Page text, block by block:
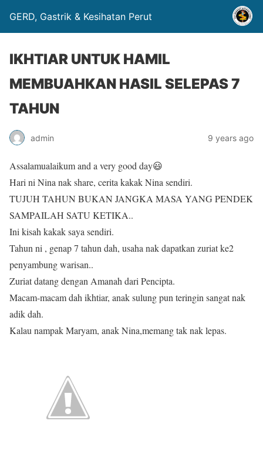
GERD, Gastrik & Kesihatan Perut
IKHTIAR UNTUK HAMIL
MEMBUAHKAN HASIL SELEPAS 7
TAHUN
admin 9 years ago
Assalamualaikum and a very good day😃
Hari ni Nina nak share, cerita kakak Nina sendiri.
TUJUH TAHUN BUKAN JANGKA MASA YANG PENDEK
SAMPAILAH SATU KETIKA..
Ini kisah kakak saya sendiri.
Tahun ni , genap 7 tahun dah, usaha nak dapatkan zuriat ke2
penyambung warisan..
Zuriat datang dengan Amanah dari Pencipta.
Macam-macam dah ikhtiar, anak sulung pun teringin sangat nak
adik dah.
Kalau nampak Maryam, anak Nina,memang tak nak lepas.